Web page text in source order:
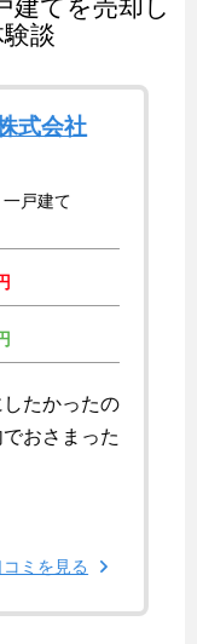
建てを売却し
談
式会社
戸建て
たかったの
おさまった
ミを見る